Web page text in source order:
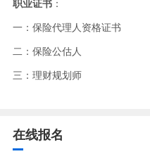
职业证书：
一：保险代理人资格证书
二：保险公估人
三：理财规划师
在线报名